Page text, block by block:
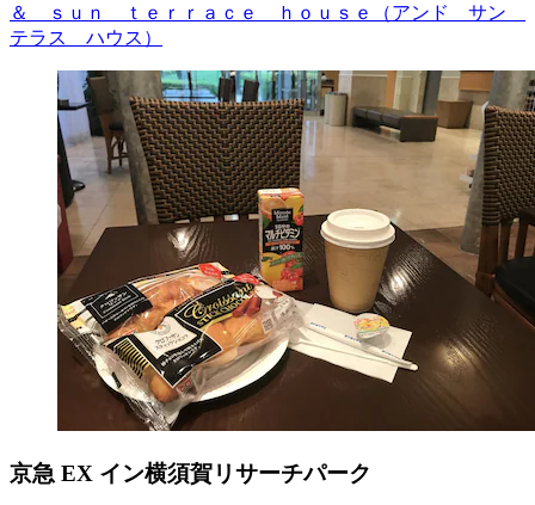
＆ ｓｕｎ ｔｅｒｒａｃｅ ｈｏｕｓｅ（アンド サン
テラス ハウス）
京急 EX イン横須賀リサーチパーク